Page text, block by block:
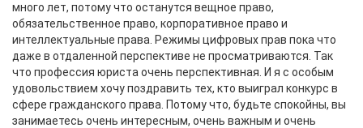
много лет, потому что останутся вещное право,
обязательственное право, корпоративное право и
интеллектуальные права. Режимы цифровых прав пока что
даже в отдаленной перспективе не просматриваются. Так
что профессия юриста очень перспективная. И я с особым
удовольствием хочу поздравить тех, кто выиграл конкурс в
сфере гражданского права. Потому что, будьте спокойны, вы
занимаетесь очень интересным, очень важным и очень